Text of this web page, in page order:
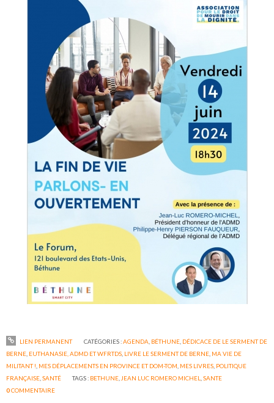
LIEN PERMANENT CATÉGORIES :AGENDA BÉTHUNE, DÉDICACE DE LE SERMENT DE
BERNE EUTHANASIE, ADMD ET WFRTDS LIVRE LE SERMENT DE BERNE MA VIE DE
MILITANT ! MES DÉPLACEMENTS EN PROVINCE ET DOM-TOM MES LIVRES POLITIQUE
FRANÇAISE ,SANTÉ TAGS : BETHUNE JEAN LUC ROMERO MICHEL ,SANTE
0COMMENTAIRE